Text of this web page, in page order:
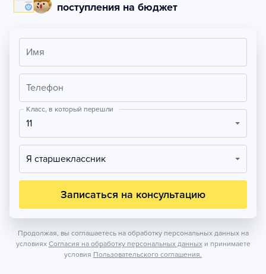
поступления на бюджет
Имя
Телефон
Класс, в который перешли
11
Я старшеклассник
Записаться на консультацию
Продолжая, вы соглашаетесь на обработку персональных данных на
условиях Согласия на обработку персональных данных и принимаете
условия Пользовательского соглашения.